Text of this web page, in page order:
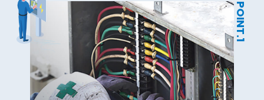
POINT.1